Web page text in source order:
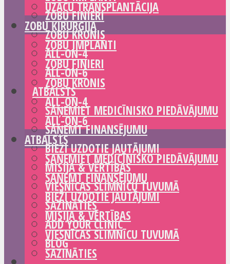
ZOBU FINIERI
ZOBU KRONIS
ALL-ON-4
ALL-ON-6
ATBALSTS
SAŅEMIET MEDICĪNISKO PIEDĀVĀJUMU
SAŅEMT FINANSĒJUMU
BIEŽI UZDOTIE JAUTĀJUMI
MISIJA & VĒRTĪBAS
VIESNĪCAS SLIMNĪCU TUVUMĀ
SAZINĀTIES
ADD YOUR CLINIC
BLOG
UZACU TRANSPLANTĀCIJA
ZOBU ĶIRURĢIJA
ZOBU IMPLANTI
ZOBU FINIERI
ZOBU KRONIS
ALL-ON-4
ALL-ON-6
ATBALSTS
SAŅEMIET MEDICĪNISKO PIEDĀVĀJUMU
SAŅEMT FINANSĒJUMU
BIEŽI UZDOTIE JAUTĀJUMI
MISIJA & VĒRTĪBAS
VIESNĪCAS SLIMNĪCU TUVUMĀ
SAZINĀTIES